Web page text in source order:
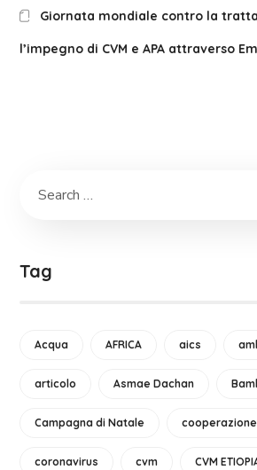
Giornata mondiale contro la
l’impegno di CVM e APA attraverso
Tag
Acqua AFRICA aics
articolo Asmae Dachan
Campagna di Natale
coronavirus cvm CVM